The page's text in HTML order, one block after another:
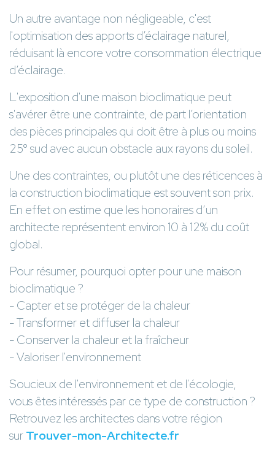
Un autre avantage non négligeable, c'est
l'optimisation des apports d’éclairage naturel,
réduisant là encore votre consommation électrique
d’éclairage.
L'exposition d'une maison bioclimatique peut
s'avérer être une contrainte, de part l’orientation
des pièces principales qui doit être à plus ou moins
25° sud avec aucun obstacle aux rayons du soleil.
Une des contraintes, ou plutôt une des réticences à
la construction bioclimatique est souvent son prix.
En effet on estime que les honoraires d’un
architecte représentent environ 10 à 12% du coût
global.
Pour résumer, pourquoi opter pour une maison
bioclimatique ?
- Capter et se protéger de la chaleur
- Transformer et diffuser la chaleur
- Conserver la chaleur et la fraîcheur
- Valoriser l'environnement
Soucieux de l'environnement et de l'écologie,
vous êtes intéressés par ce type de construction ?
Retrouvez les architectes dans votre région
surTrouver-mon-Architecte.fr